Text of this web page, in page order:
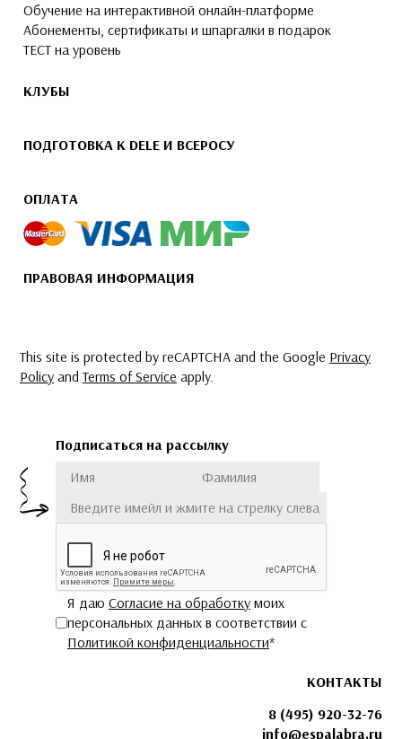
Обучение на интерактивной онлайн-платформе
Абонементы, сертификаты и шпаргалки в подарок
ТЕСТ на уровень
КЛУБЫ
ПОДГОТОВКА К DELE И ВСЕРОСУ
ОПЛАТА
ПРАВОВАЯ ИНФОРМАЦИЯ
This site is protected by reCAPTCHA and the Google Privacy
Policy andTerms of Service apply.
Подписаться на рассылку
Имя
Фамилия
Я даю Согласие на обработку моих
персональных данных в соответствии с
Политикой конфиденциальности*
Подписаться
КОНТАКТЫ
8 (495) 920-32-76
info@espalabra.ru